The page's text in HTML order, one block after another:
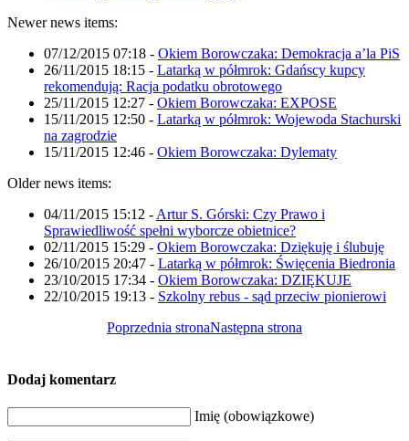
Newer news items:
07/12/2015 07:18 - Okiem Borowczaka: Demokracja a’la PiS
26/11/2015 18:15 - Latarką w półmrok: Gdańscy kupcy
rekomendują: Racja podatku obrotowego
25/11/2015 12:27 - Okiem Borowczaka: EXPOSE
15/11/2015 12:50 - Latarką w półmrok: Wojewoda Stachurski
na zagrodzie
15/11/2015 12:46 - Okiem Borowczaka: Dylematy
Older news items:
04/11/2015 15:12 - Artur S. Górski: Czy Prawo i
Sprawiedliwość spełni wyborcze obietnice?
02/11/2015 15:29 - Okiem Borowczaka: Dziękuję i ślubuję
26/10/2015 20:47 - Latarką w półmrok: Święcenia Biedronia
23/10/2015 17:34 - Okiem Borowczaka: DZIĘKUJE
22/10/2015 19:13 - Szkolny rebus - sąd przeciw pionierowi
Poprzednia stronaNastępna strona
Dodaj komentarz
Imię (obowiązkowe)